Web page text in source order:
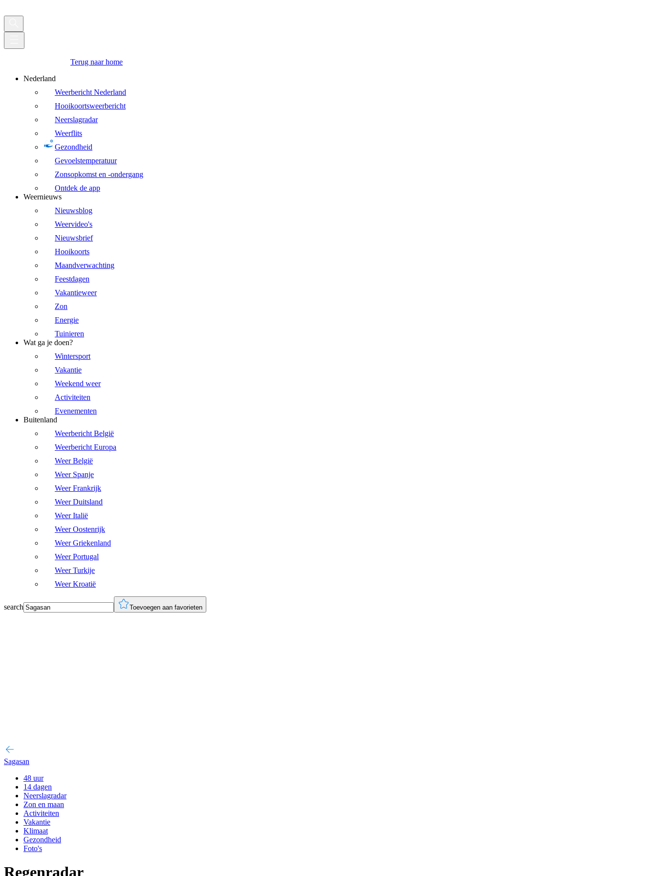
Terug naar home
Nederland
Weerbericht Nederland
Hooikoortsweerbericht
Neerslagradar
Weerflits
Gezondheid
Gevoelstemperatuur
Zonsopkomst en -ondergang
Ontdek de app
Weernieuws
Nieuwsblog
Weervideo's
Nieuwsbrief
Hooikoorts
Maandverwachting
Feestdagen
Vakantieweer
Zon
Energie
Tuinieren
Wat ga je doen?
Wintersport
Vakantie
Weekend weer
Activiteiten
Evenementen
Buitenland
Weerbericht België
Weerbericht Europa
Weer België
Weer Spanje
Weer Frankrijk
Weer Duitsland
Weer Italië
Weer Oostenrijk
Weer Griekenland
Weer Portugal
Weer Turkije
Weer Kroatië
search Toevoegen aan favorieten
Sagasan
48 uur
14 dagen
Neerslagradar
Zon en maan
Activiteiten
Vakantie
Klimaat
Gezondheid
Foto's
Regenradar